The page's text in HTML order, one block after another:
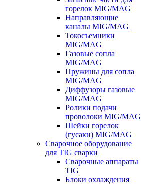
горелок MIG/MAG
Направляющие
каналы MIG/MAG
Токосъемники
MIG/MAG
Газовые сопла
MIG/MAG
Пружины для сопла
MIG/MAG
Диффузоры газовые
MIG/MAG
Ролики подачи
проволоки MIG/MAG
Шейки горелок
(гусаки) MIG/MAG
Сварочное оборудование
для TIG сварки
Сварочные аппараты
TIG
Блоки охлаждения